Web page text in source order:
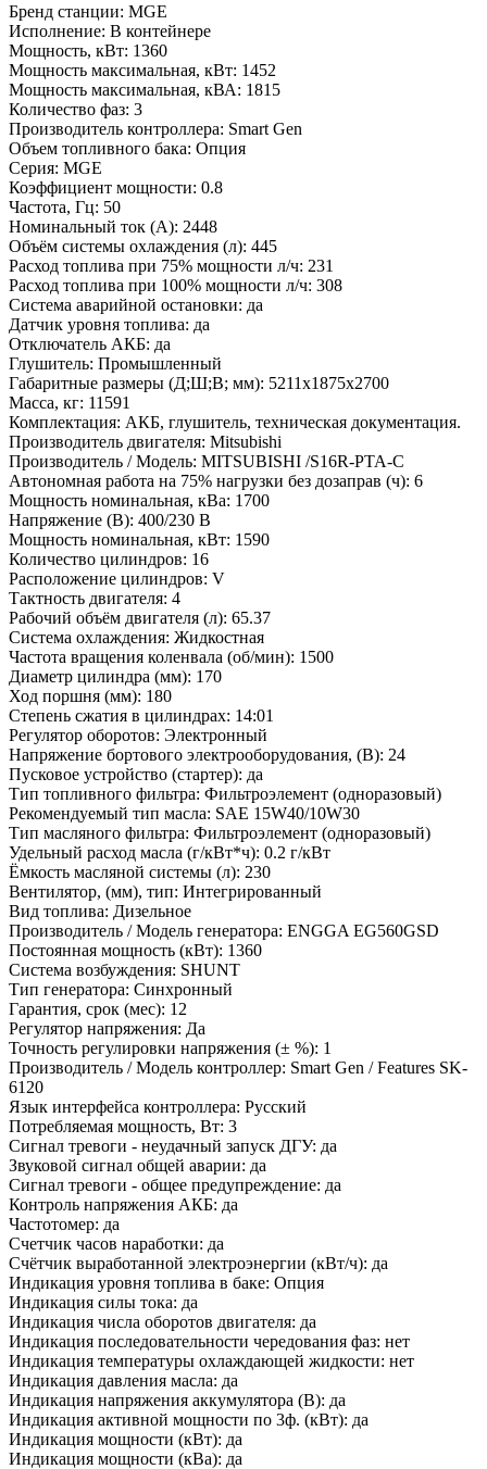
Бренд станции: MGE
Исполнение: В контейнере
Мощность, кВт: 1360
Мощность максимальная, кВт: 1452
Мощность максимальная, кВА: 1815
Количество фаз: 3
Производитель контроллера: Smart Gen
Объем топливного бака: Опция
Серия: MGE
Коэффициент мощности: 0.8
Частота, Гц: 50
Номинальный ток (А): 2448
Объём системы охлаждения (л): 445
Расход топлива при 75% мощности л/ч: 231
Расход топлива при 100% мощности л/ч: 308
Система аварийной остановки: да
Датчик уровня топлива: да
Отключатель АКБ: да
Глушитель: Промышленный
Габаритные размеры (Д;Ш;В; мм): 5211х1875х2700
Масса, кг: 11591
Комплектация: АКБ, глушитель, техническая документация.
Производитель двигателя: Mitsubishi
Производитель / Модель: MITSUBISHI /S16R-PTA-C
Автономная работа на 75% нагрузки без дозаправ (ч): 6
Мощность номинальная, кВа: 1700
Напряжение (В): 400/230 В
Мощность номинальная, кВт: 1590
Количество цилиндров: 16
Расположение цилиндров: V
Тактность двигателя: 4
Рабочий объём двигателя (л): 65.37
Система охлаждения: Жидкостная
Частота вращения коленвала (об/мин): 1500
Диаметр цилиндра (мм): 170
Ход поршня (мм): 180
Степень сжатия в цилиндрах: 14:01
Регулятор оборотов: Электронный
Напряжение бортового электрооборудования, (В): 24
Пусковое устройство (стартер): да
Тип топливного фильтра: Фильтроэлемент (одноразовый)
Рекомендуемый тип масла: SAE 15W40/10W30
Тип масляного фильтра: Фильтроэлемент (одноразовый)
Удельный расход масла (г/кВт*ч): 0.2 г/кВт
Ёмкость масляной системы (л): 230
Вентилятор, (мм), тип: Интегрированный
Вид топлива: Дизельное
Производитель / Модель генератора: ENGGA EG560GSD
Постоянная мощность (кВт): 1360
Система возбуждения: SHUNT
Тип генератора: Синхронный
Гарантия, срок (мес): 12
Регулятор напряжения: Да
Точность регулировки напряжения (± %): 1
Производитель / Модель контроллер: Smart Gen / Features SK-
6120
Язык интерфейса контроллера: Русский
Потребляемая мощность, Вт: 3
Сигнал тревоги - неудачный запуск ДГУ: да
Звуковой сигнал общей аварии: да
Сигнал тревоги - общее предупреждение: да
Контроль напряжения АКБ: да
Частотомер: да
Счетчик часов наработки: да
Счётчик выработанной электроэнергии (кВт/ч): да
Индикация уровня топлива в баке: Опция
Индикация силы тока: да
Индикация числа оборотов двигателя: да
Индикация последовательности чередования фаз: нет
Индикация температуры охлаждающей жидкости: нет
Индикация давления масла: да
Индикация напряжения аккумулятора (В): да
Индикация активной мощности по 3ф. (кВт): да
Индикация мощности (кВт): да
Индикация мощности (кВа): да